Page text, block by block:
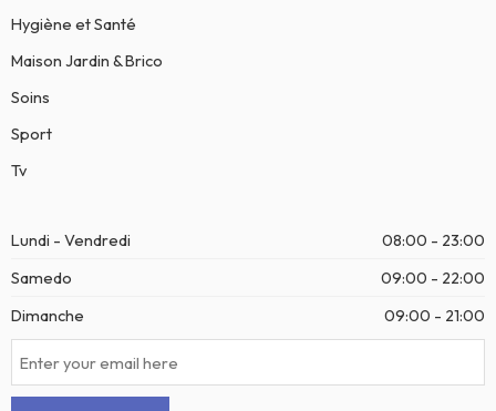
Hygiène et Santé
Maison Jardin & Brico
Soins
Sport
Tv
Lundi - Vendredi
08:00 - 23:00
Samedo
09:00 - 22:00
Dimanche
09:00 - 21:00